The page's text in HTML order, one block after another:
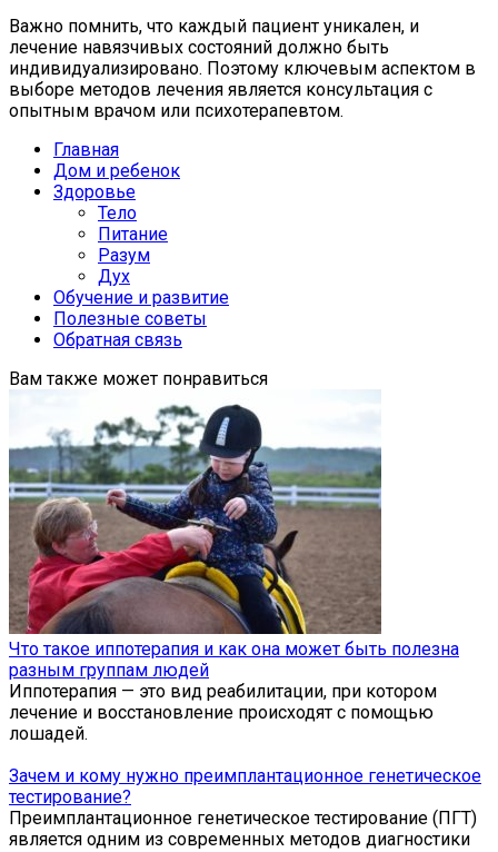
Важно помнить, что каждый пациент уникален, и
лечение навязчивых состояний должно быть
индивидуализировано. Поэтому ключевым аспектом в
выборе методов лечения является консультация с
опытным врачом или психотерапевтом.
Главная
Дом и ребенок
Здоровье
Тело
Питание
Разум
Дух
Обучение и развитие
Полезные советы
Обратная связь
Вам также может понравиться
Что такое иппотерапия и как она может быть полезна
разным группам людей
Иппотерапия — это вид реабилитации, при котором
лечение и восстановление происходят с помощью
лошадей.
Зачем и кому нужно преимплантационное генетическое
тестирование?
Преимплантационное генетическое тестирование (ПГТ)
является одним из современных методов диагностики